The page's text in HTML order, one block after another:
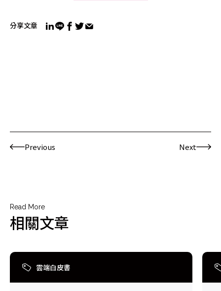
分享文章
Previous Next
Read More
相關文章
雲端白皮書